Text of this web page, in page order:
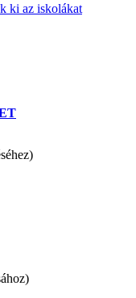
ki az iskolákat